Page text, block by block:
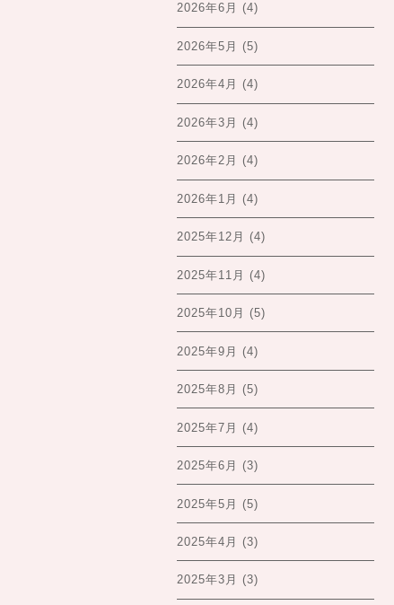
2026年6月 (4)
2026年5月 (5)
2026年4月 (4)
2026年3月 (4)
2026年2月 (4)
2026年1月 (4)
2025年12月 (4)
2025年11月 (4)
2025年10月 (5)
2025年9月 (4)
2025年8月 (5)
2025年7月 (4)
2025年6月 (3)
2025年5月 (5)
2025年4月 (3)
2025年3月 (3)